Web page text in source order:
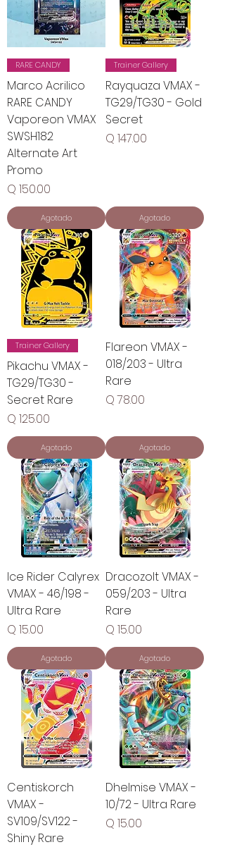
RARE CANDY
Marco Acrilico
RARE CANDY
Vaporeon VMAX
SWSH182
Alternate Art
Promo
Precio
Q 150.00
Agotado
Trainer Gallery
Rayquaza VMAX -
TG29/TG30 - Gold
Secret
Precio
Q 147.00
Agotado
Trainer Gallery
Pikachu VMAX -
TG29/TG30 -
Secret Rare
Precio
Q 125.00
Agotado
Flareon VMAX -
018/203 - Ultra
Rare
Precio
Q 78.00
Agotado
Ice Rider Calyrex
VMAX - 46/198 -
Ultra Rare
Precio
Q 15.00
Agotado
Dracozolt VMAX -
059/203 - Ultra
Rare
Precio
Q 15.00
Agotado
Centiskorch
VMAX -
SV109/SV122 -
Shiny Rare
Dhelmise VMAX -
10/72 - Ultra Rare
Precio
Q 15.00